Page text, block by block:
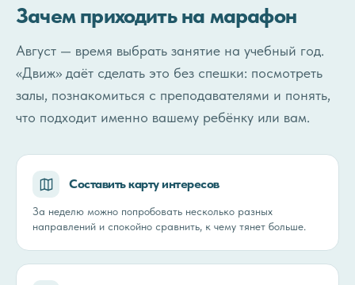
Зачем приходить на марафон
Август — время выбрать занятие на учебный год.
«Движ» даёт сделать это без спешки: посмотреть
залы, познакомиться с преподавателями и понять,
что подходит именно вашему ребёнку или вам.
Составить карту интересов
За неделю можно попробовать несколько разных
направлений и спокойно сравнить, к чему тянет больше.